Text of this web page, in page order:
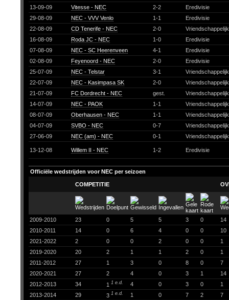
13-09-09 Vitesse - NEC 2-2
Eredivisie
29-08-09
NEC - VVV Venlo 1-1
Eredivisie
22-08-09
CD Tenerife - NEC 2-0
16-08-09
Roda JC - NEC 1-0
Eredivisie
07-08-09
NEC - SC Heerenveen 4-1
Eredivisie
02-08-09
Feyenoord - NEC 2-0
Eredivisie
25-07-09
NEC - Telstar 3-1
22-07-09
NEC - Kasimpasa SK 2-0
21-07-09
FC Dordrecht - NEC gest.
14-07-09
NEC - PAOK 1-1
08-07-09
Oberhausen - NEC 1-1
04-07-09
SVBO - NEC 0-7
27-06-09
NEC (am) - NEC 0-1
13-12-08 Willem II - NEC 1-2 Eredivisie
Officiële wedstrijden voor NEC per seizoen
COMPETITIE
2009-2010 23 0 5 5 3 0
14
2010-2011
14 0 6 4 0 0
10
2021-2022
2 0 0 2 0 0
1
2019-2020
20 2 1 1 2 0
1
2011-2012
27 1 3 0 8 0
7
2020-2021
27 2 4 0 3 1
14
2012-2013
34 1 1 e.d. 4 0 3 0
1
2013-2014
29 3 1 e.d. 1 0 7 2
7